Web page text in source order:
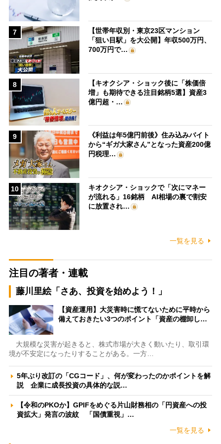
7
【世帯年収別・東京23区マンション
「狙い目駅」を大公開】年収500万円、
700万円で…
8
【キオクシア・ショック後に「株価倍
増」も期待できる注目銘柄5選】資産3
億円超・…
9
《利益は年5億円前後》住み込みバイト
から“ギガ大家さん”となった資産200億
円税理…
10
キオクシア・ショックで「次にマネー
が流れる」16銘柄 AI相場の裏で割安
に放置され…
一覧を見る
注目の著者・連載
藤川里絵「さあ、投資を始めよう！」
【資産運用】大災害時に慌てないために平時から
備えておきたい3つのポイント「資産の棚卸し…
大規模な災害が起きると、株式市場が大きく動いたり、取引環
境が不安定になったりすることがある。一方…
5年ぶり改訂の「CGコード」、何が変わったのかポイントを解
説 企業に成長投資の具体的な説…
【令和のPKOか】GPIFをめぐる片山財務相の「円資産への投
資拡大」発言の波紋 「国債重視」…
一覧を見る